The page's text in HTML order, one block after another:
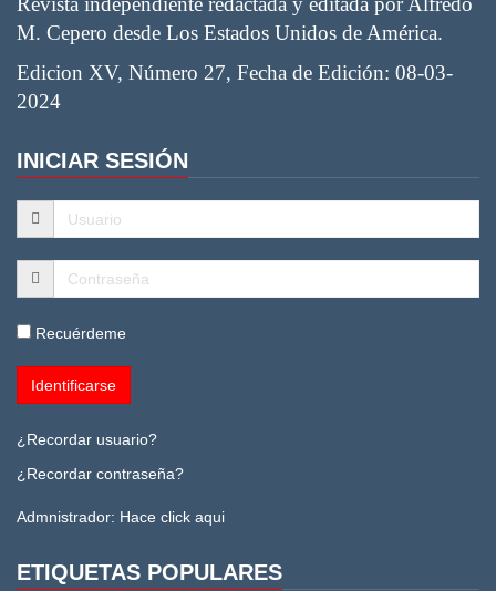
M. Cepero desde Los Estados Unidos de América.
Edicion XV, Número 27, Fecha de Edición: 08-03-
2024
INICIAR SESIÓN
Recuérdeme
¿Recordar usuario?
¿Recordar contraseña?
Admnistrador: Hace click aqui
ETIQUETAS POPULARES